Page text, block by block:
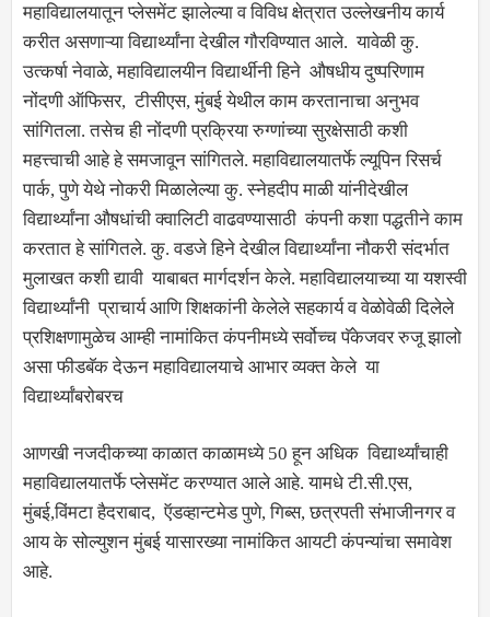
महाविद्यालयातून प्लेसमेंट झालेल्या व विविध क्षेत्रात उल्लेखनीय कार्य
करीत असणाऱ्या विद्यार्थ्यांना देखील गौरविण्यात आले. यावेळी कु.
उत्कर्षा नेवाळे, महाविद्यालयीन विद्यार्थीनी हिने औषधीय दुष्परिणाम
नोंदणी ऑफिसर, टीसीएस, मुंबई येथील काम करतानाचा अनुभव
सांगितला. तसेच ही नोंदणी प्रक्रिया रुग्णांच्या सुरक्षेसाठी कशी
महत्त्वाची आहे हे समजावून सांगितले. महाविद्यालयातर्फे ल्यूपिन रिसर्च
पार्क, पुणे येथे नोकरी मिळालेल्या कु. स्नेहदीप माळी यांनीदेखील
विद्यार्थ्यांना औषधांची क्वालिटी वाढवण्यासाठी कंपनी कशा पद्धतीने काम
करतात हे सांगितले. कु. वडजे हिने देखील विद्यार्थ्यांना नौकरी संदर्भात
मुलाखत कशी द्यावी याबाबत मार्गदर्शन केले. महाविद्यालयाच्या या यशस्वी
विद्यार्थ्यांनी प्राचार्य आणि शिक्षकांनी केलेले सहकार्य व वेळोवेळी दिलेले
प्रशिक्षणामुळेच आम्ही नामांकित कंपनीमध्ये सर्वोच्च पॅकेजवर रुजू झालो
असा फीडबॅक देऊन महाविद्यालयाचे आभार व्यक्त केले या
विद्यार्थ्यांबरोबरच
आणखी नजदीकच्या काळात काळामध्ये 50 हून अधिक विद्यार्थ्यांचाही
महाविद्यालयातर्फे प्लेसमेंट करण्यात आले आहे. यामधे टी.सी.एस,
मुंबई,विंमटा हैदराबाद, ऍडव्हान्टमेड पुणे, गिब्स, छत्रपती संभाजीनगर व
आय के सोल्युशन मुंबई यासारख्या नामांकित आयटी कंपन्यांचा समावेश
आहे.